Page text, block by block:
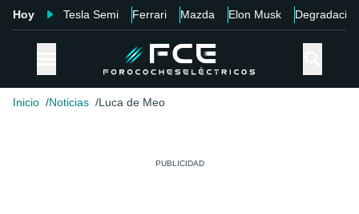
Hoy Tesla Semi Ferrari Mazda Elon Musk Degradación
Inicio Noticias Luca de Meo